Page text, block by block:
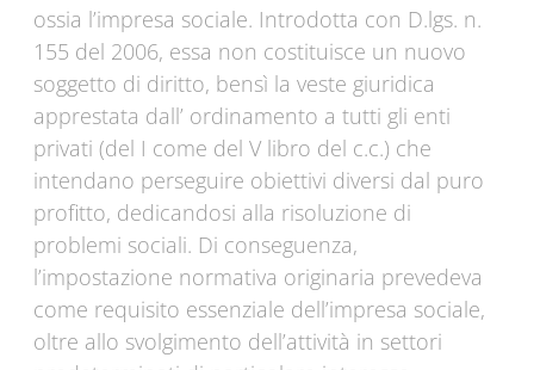
ossia l’impresa sociale. Introdotta con D.lgs. n.
155 del 2006, essa non costituisce un nuovo
soggetto di diritto, bensì la veste giuridica
apprestata dall’ ordinamento a tutti gli enti
privati (del I come del V libro del c.c.) che
intendano perseguire obiettivi diversi dal puro
profitto, dedicandosi alla risoluzione di
problemi sociali. Di conseguenza,
l’impostazione normativa originaria prevedeva
come requisito essenziale dell’impresa sociale,
oltre allo svolgimento dell’attività in settori